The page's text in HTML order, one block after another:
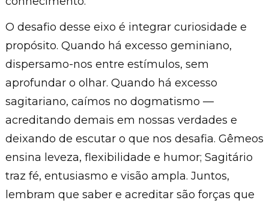
O desafio desse eixo é integrar curiosidade e
propósito. Quando há excesso geminiano,
dispersamo-nos entre estímulos, sem
aprofundar o olhar. Quando há excesso
sagitariano, caímos no dogmatismo —
acreditando demais em nossas verdades e
deixando de escutar o que nos desafia. Gêmeos
ensina leveza, flexibilidade e humor; Sagitário
traz fé, entusiasmo e visão ampla. Juntos,
lembram que saber e acreditar são forças que